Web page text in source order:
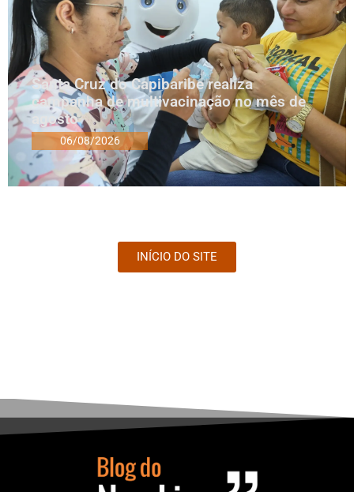
Santa Cruz do Capibaribe realiza
campanha de multivacinação no mês de
agosto
06/08/2026
INÍCIO DO SITE